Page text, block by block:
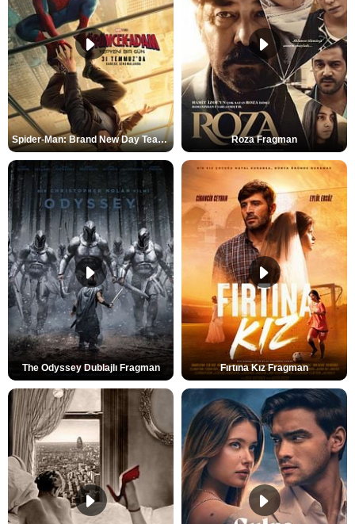
Spider-Man: Brand New Day Teaser Roza Fragman
The Odyssey Dublajlı Fragman Fırtına Kız Fragman